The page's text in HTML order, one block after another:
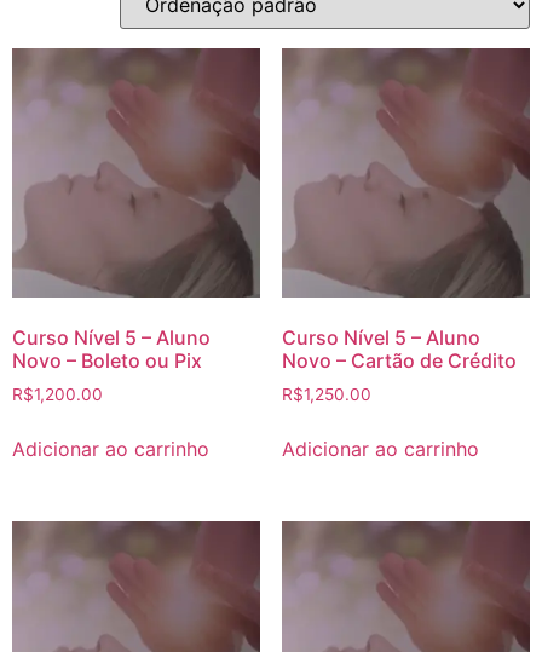
Curso Nível 5 – Aluno
Novo – Boleto ou Pix
R$1,200.00
Adicionar ao carrinho
Curso Nível 5 – Aluno
Novo – Cartão de Crédito
R$1,250.00
Adicionar ao carrinho